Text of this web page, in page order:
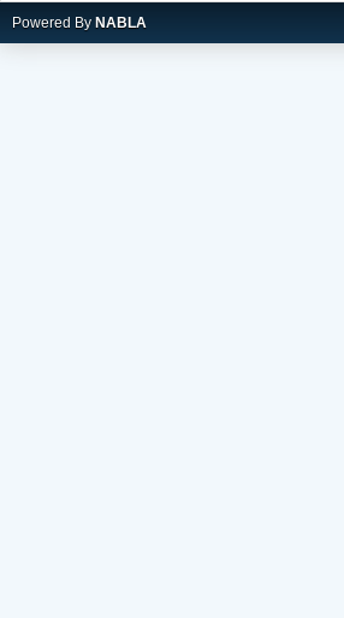
Powered By NABLA